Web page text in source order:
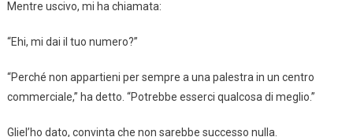
Mentre uscivo, mi ha chiamata:
“Ehi, mi dai il tuo numero?”
“Perché non appartieni per sempre a una palestra in un centro
commerciale,” ha detto. “Potrebbe esserci qualcosa di meglio.”
Gliel’ho dato, convinta che non sarebbe successo nulla.